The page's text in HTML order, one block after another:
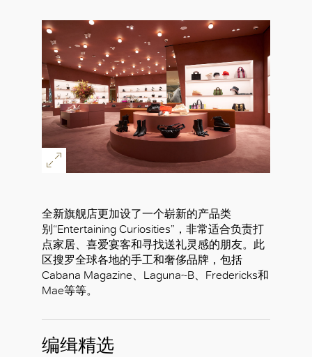
全新旗舰店更加设了一个崭新的产品类
别“Entertaining Curiosities”，非常适合负责打
点家居、喜爱宴客和寻找送礼灵感的朋友。此
区搜罗全球各地的手工和奢侈品牌，包括
Cabana Magazine、Laguna~B、Fredericks和
Mae等等。
编缉精选